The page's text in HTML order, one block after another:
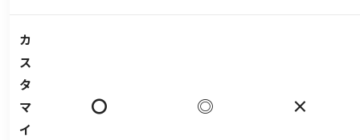
カ
ス
タ
マ
イ
〇 ◎ ×